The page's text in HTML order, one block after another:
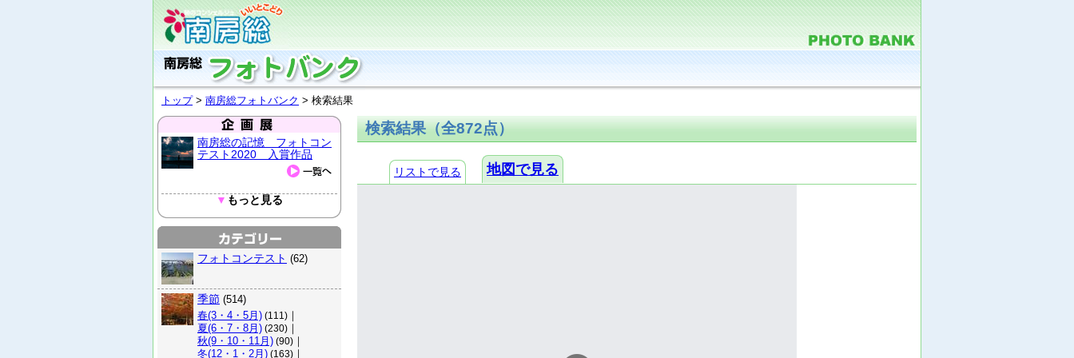
トップ> 南房総フォトバンク > 検索結果
南房総の記憶 フォトコン
テスト2020 入賞作品
▼ もっと見る
フォトコンテスト (62)
季節 (514)
春(3・4・5月) (111) ｜
夏(6・7・8月) (230) ｜
秋(9・10・11月) (90) ｜
冬(12・1・2月) (163) ｜
検索結果（全872点）
リストで見る 地図で見る